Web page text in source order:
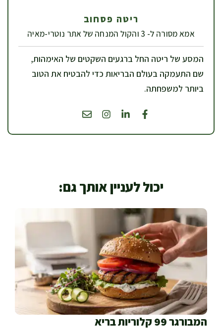
ריטה פסחוב
אמא מסורה ל- 3 והקול המנחה של אתר נוטרי-מאיה
המסע של ריטה החל ברגעים השקטים של האימהות,
שם התעמקה בעולם הבריאות כדי להבטיח את הטוב
ביותר למשפחתה.
יכול לעניין אותך גם:
המבורגר 99 קלוריות בריא